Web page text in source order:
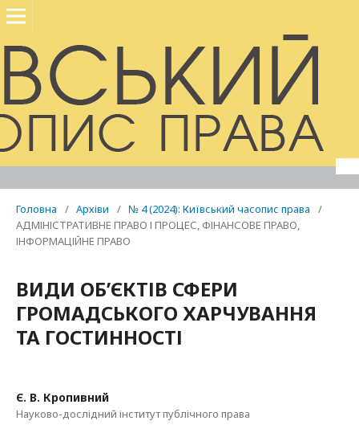
Головна / Архіви / № 4 (2024): Київський часопис права
/
АДМІНІСТРАТИВНЕ ПРАВО І ПРОЦЕС, ФІНАНСОВЕ ПРАВО,
ІНФОРМАЦІЙНЕ ПРАВО
ВИДИ ОБ’ЄКТІВ СФЕРИ
ГРОМАДСЬКОГО ХАРЧУВАННЯ
ТА ГОСТИННОСТІ
Є. В. Кропивний
Науково-дослідний інститут публічного права